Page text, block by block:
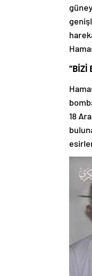
“BİZİ
18